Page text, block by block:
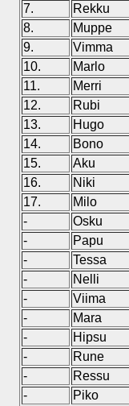
7.
Rekku
8.
Muppe
9.
Vimma
10.
Marlo
11.
Merri
12.
Rubi
13.
Hugo
14.
Bono
15.
Aku
16.
Niki
17.
Milo
-
Osku
-
Papu
-
Tessa
-
Nelli
-
Viima
-
Mara
-
Hipsu
-
Rune
-
Ressu
-
Piko